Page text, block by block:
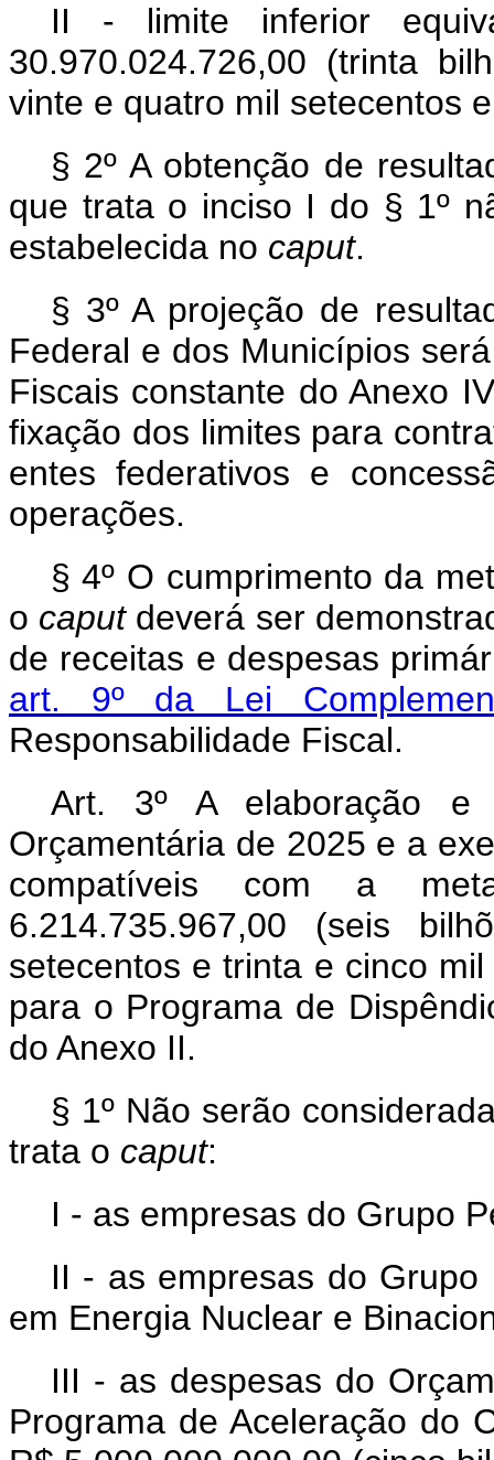
II - limite inferior
30.970.024.726,00 (trinta
vinte e quatro mil setecentos
§ 2º A obtenção de
que trata o inciso I do § 1º
estabelecida no caput.
§ 3º A projeção de
Federal e dos Municípios
Fiscais constante do Anexo
fixação dos limites para
entes federativos e
operações.
§ 4º O cumprimento da
o caputdeverá ser
de receitas e despesas
art. 9º da Lei
Responsabilidade Fiscal.
Art. 3º A elaboração
Orçamentária de 2025 e a
compatíveis com a
6.214.735.967,00 (seis
setecentos e trinta e cinco
para o Programa de
do Anexo II.
§ 1º Não serão
trata o caput:
I - as empresas do Grupo
II - as empresas do Grupo
em Energia Nuclear e
III - as despesas do
Programa de Aceleração do